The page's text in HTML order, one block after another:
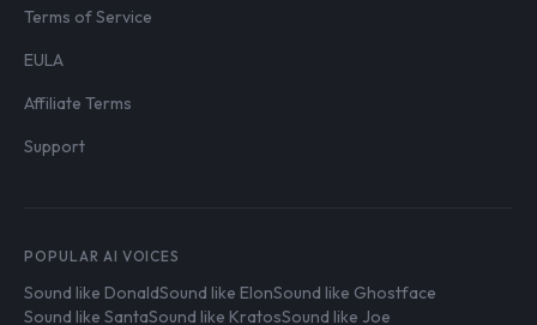
Terms of Service
EULA
Affiliate Terms
Support
POPULAR AI VOICES
Sound like DonaldSound like ElonSound like Ghostface
Sound like SantaSound like KratosSound like Joe